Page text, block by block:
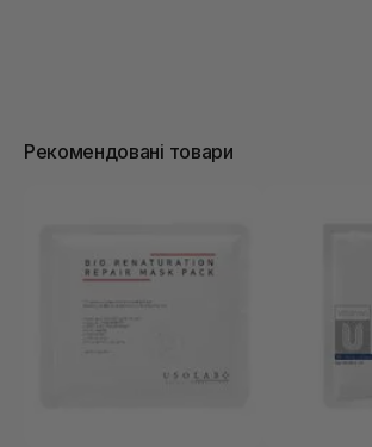
Рекомендовані товари